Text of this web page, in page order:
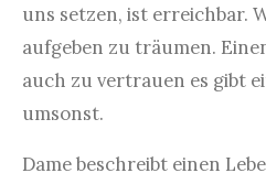
uns setzen, ist erreichbar.
aufgeben zu träumen.
auch zu vertrauen es gibt
umsonst.
Dame beschreibt einen